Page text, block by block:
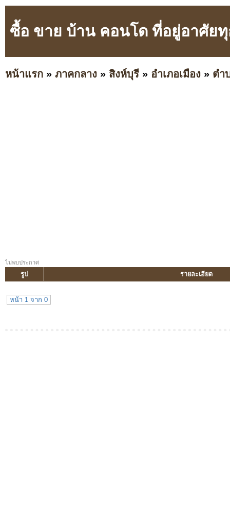
ซื้อ ขาย บ้าน คอนโด ที่อยู่อาศัยทุ
หน้าแรก » ภาคกลาง » สิงห์บุรี » อำเภอเมือง » ตำ
ไม่พบประกาศ
รูป รายละเอียด
หน้า 1 จาก 0